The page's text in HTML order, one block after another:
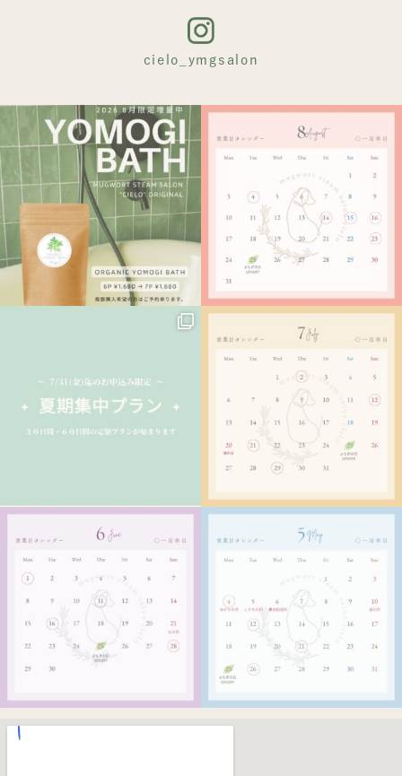
cielo_ymgsalon